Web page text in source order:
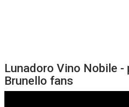
Lunadoro Vino Nobile -
Brunello fans